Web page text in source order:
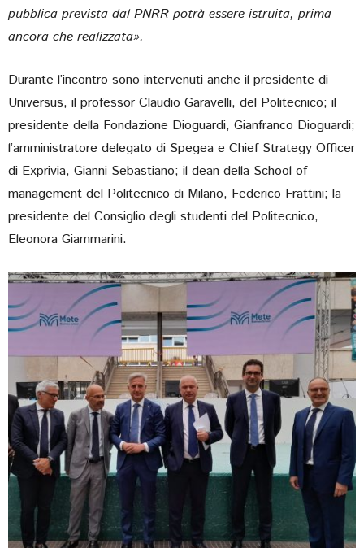
pubblica prevista dal PNRR potrà essere istruita, prima
ancora che realizzata».
Durante l’incontro sono intervenuti anche il presidente di
Universus, il professor Claudio Garavelli, del Politecnico; il
presidente della Fondazione Dioguardi, Gianfranco Dioguardi;
l’amministratore delegato di Spegea e Chief Strategy Officer
di Exprivia, Gianni Sebastiano; il dean della School of
management del Politecnico di Milano, Federico Frattini; la
presidente del Consiglio degli studenti del Politecnico,
Eleonora Giammarini.